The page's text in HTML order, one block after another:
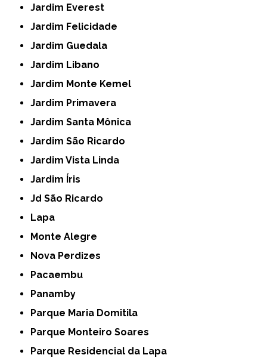
Jardim Everest
Jardim Felicidade
Jardim Guedala
Jardim Libano
Jardim Monte Kemel
Jardim Primavera
Jardim Santa Mônica
Jardim São Ricardo
Jardim Vista Linda
Jardim Íris
Jd São Ricardo
Lapa
Monte Alegre
Nova Perdizes
Pacaembu
Panamby
Parque Maria Domitila
Parque Monteiro Soares
Parque Residencial da Lapa